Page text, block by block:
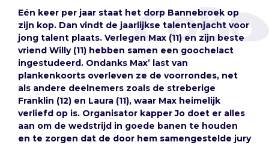
Eén keer per jaar staat het dorp Bannebroek op
zijn kop. Dan vindt de jaarlijkse talentenjacht voor
jong talent plaats. Verlegen Max (11) en zijn beste
vriend Willy (11) hebben samen een goochelact
ingestudeerd. Ondanks Max’ last van
plankenkoorts overleven ze de voorrondes, net
als andere deelnemers zoals de streberige
Franklin (12) en Laura (11), waar Max heimelijk
verliefd op is. Organisator kapper Jo doet er alles
aan om de wedstrijd in goede banen te houden
en te zorgen dat de door hem samengestelde jury